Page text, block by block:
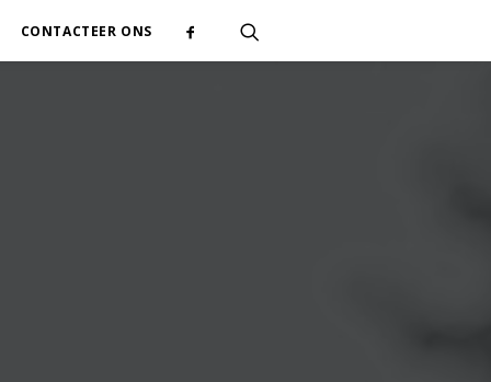
CONTACTEER ONS